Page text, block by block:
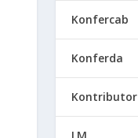
Konfercab
Konferda
Kontributor